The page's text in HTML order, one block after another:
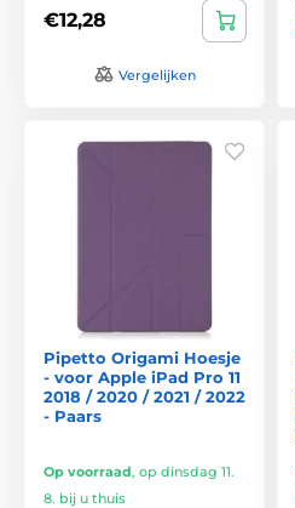
€12,28
Vergelijken
Pipetto Origami Hoesje
- voor Apple iPad Pro 11
2018 / 2020 / 2021 / 2022
- Paars
Op voorraad, op dinsdag 11.
8. bij u thuis